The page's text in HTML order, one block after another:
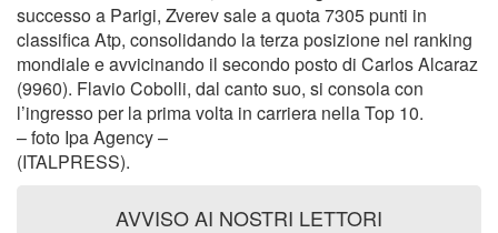
successo a Parigi, Zverev sale a quota 7305 punti in
classifica Atp, consolidando la terza posizione nel ranking
mondiale e avvicinando il secondo posto di Carlos Alcaraz
(9960). Flavio Cobolli, dal canto suo, si consola con
l’ingresso per la prima volta in carriera nella Top 10.
– foto Ipa Agency –
(ITALPRESS).
AVVISO AI NOSTRI LETTORI